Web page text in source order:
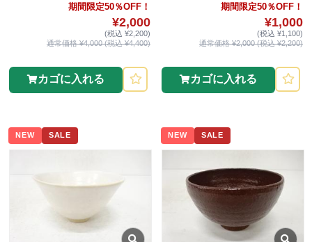
期間限定50％OFF！
¥2,000
(税込 ¥2,200)
通常価格 ¥4,000 (税込 ¥4,400)
カゴに入れる
期間限定50％OFF！
¥1,000
(税込 ¥1,100)
通常価格 ¥2,000 (税込 ¥2,200)
カゴに入れる
NEW SALE NEW SALE